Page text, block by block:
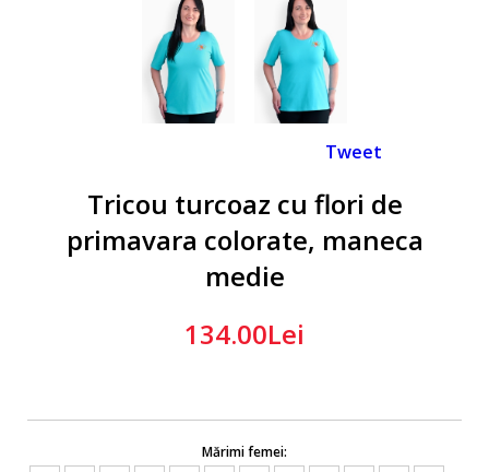
Tricou turcoaz cu flori de
primavara colorate, maneca
medie
134.00Lei
Mărimi femei:
Tweet